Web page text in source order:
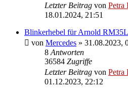
Letzter Beitrag von Petra
18.01.2024, 21:51
Blinkerhebel für Arnold
von Mercedes » 31.08.2023,
8Antworten
36584 Zugriffe
Letzter Beitrag von Petra
01.12.2023, 22:12